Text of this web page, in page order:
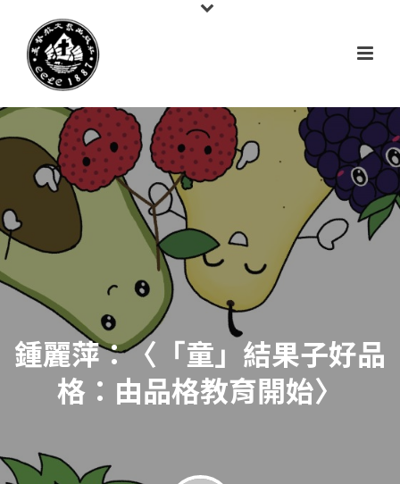
鍾麗萍：〈「童」結果子好品
格：由品格教育開始〉